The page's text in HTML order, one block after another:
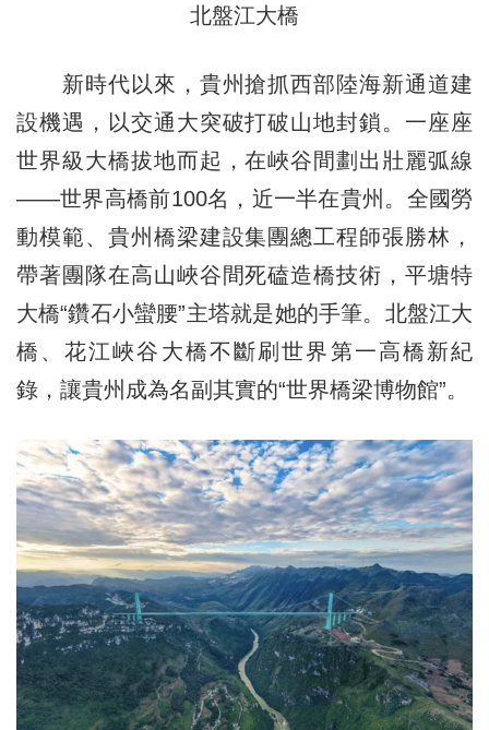
北盤江大橋
新時代以來，貴州搶抓西部陸海新通道建
設機遇，以交通大突破打破山地封鎖。一座座
世界級大橋拔地而起，在峽谷間劃出壯麗弧線
——世界高橋前100名，近一半在貴州。全國勞
動模範、貴州橋梁建設集團總工程師張勝林，
帶著團隊在高山峽谷間死磕造橋技術，平塘特
大橋“鑽石小蠻腰”主塔就是她的手筆。北盤江大
橋、花江峽谷大橋不斷刷世界第一高橋新紀
錄，讓貴州成為名副其實的“世界橋梁博物館”。